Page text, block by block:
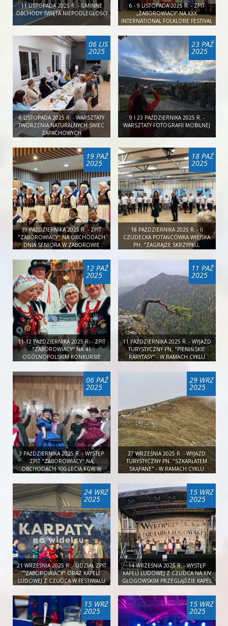
11 LISTOPADA 2025 R. - GMINNE
OBCHODY ŚWIĘTA NIEPODLEGŁOŚCI
6 - 9 LISTOPADA 2025 R. - ZPIT
„ZABOROWIACY” NA XXX
INTERNATIONAL FOLKLORE FESTIVAL
06 LIS
2025
6 LISTOPADA 2025 R. - WARSZTATY
TWORZENIA NATURALNYCH ŚWIEC
ZAPACHOWYCH
23 PAŹ
2025
9 I 23 PAŹDZIERNIKA 2025 R. -
WARSZTATY FOTOGRAFII MOBILNEJ
19 PAŹ
2025
19 PAŹDZIERNIKA 2025 R. - ZPIT
"ZABOROWIACY" NA OBCHODACH
DNIA SENIORA W ZABOROWIE
18 PAŹ
2025
18 PAŹDZIERNIKA 2025 R. - II
CZUDECKA POTAŃCÓWKA WIEJSKA
PH. "ZAGRAJŻE SKRZYPKU,
12 PAŹ
2025
11-12 PAŹDZIERNIKA 2025 R. - ZPIT
"ZABOROWIACY" NA 41
OGÓLNOPOLSKIM KONKURSIE
11 PAŹ
2025
11 PAŹDZIERNIKA 2025 R. - WYJAZD
TURYSTYCZNY PN. "PIENIŃSKIE
RARYTASY" - W RAMACH CYKLU
06 PAŹ
2025
3 PAŹDZIERNIKA 2025 R. - WYSTĘP
ZPIT "ZABOROWIACY" NA
OBCHODACH 100-LECIA KGW W
29 WRZ
2025
27 WRZEŚNIA 2025 R. - WYJAZD
TURYSTYCZNY PN. "SZKARŁATEM
SKĄPANE" - W RAMACH CYKLU
24 WRZ
2025
21 WRZEŚNIA 2025 R. - UDZIAŁ ZPIT
"ZABOROWIACY" ORAZ KAPELI
LUDOWEJ Z CZUDCA W FESTIWALU
15 WRZ
2025
14 WRZEŚNIA 2025 R. - WYSTĘP
KAPELI LUDOWEJ Z CZUDCA NA XIV
GŁOGOWSKIM PRZEGLĄDZIE KAPEL
15 WRZ
2025
15 WRZ
2025